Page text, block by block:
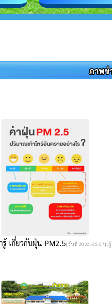
รู้ เกี่ยวกับฝุ่น PM2.5[วันที่ 2024-06-07][ผู้